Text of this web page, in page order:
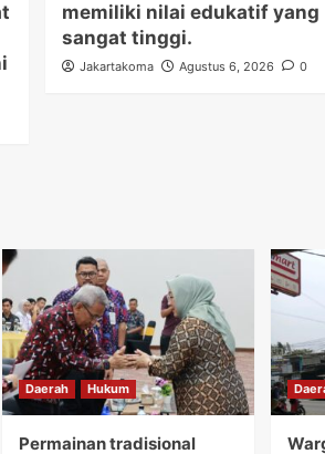
memiliki nilai edukatif yang
sangat tinggi.
Jakartakoma Agustus 6, 2026 0
Daerah Hukum
Permainan tradisional